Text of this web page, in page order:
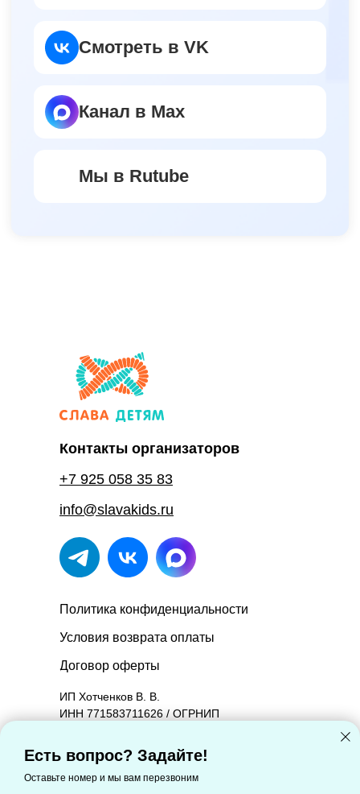
Есть вопрос? Задайте!
Оставьте номер и мы вам перезвоним
info@slavakids.ru
Контакты организаторов
+7 925 058 35 83
ИП Хотченков В. В.
ИНН 771583711626 / ОГРНИП
Юридический адрес: 127221, Москва г,
Молодцова ул, дом 2, корпус 1, квартира 88
Фактический адрес: 127221, Москва г,
Политика конфиденциальности
Условия возврата оплаты
Договор оферты